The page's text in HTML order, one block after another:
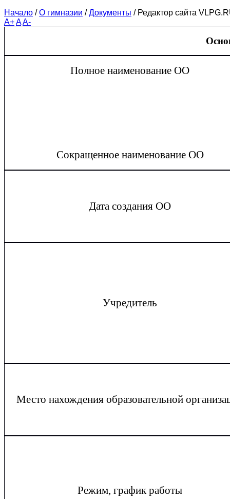
Начало /О гимназии /Документы / Редактор сайта
A+AA-
Полное наименование ОО
Сокращенное наименование ОО
Дата создания ОО
Учредитель
Место нахождения образовательной
Режим, график работы